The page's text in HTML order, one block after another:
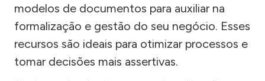
modelos de documentos para auxiliar na
formalização e gestão do seu negócio. Esses
recursos são ideais para otimizar processos e
tomar decisões mais assertivas.